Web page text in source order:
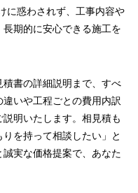
に惑わされず、工事内容や
期的に安心できる施工を
書の詳細説明まで、すべ
いや工程ごとの費用内訳
明いたします。相見積も
を持って相談したい」と
実な価格提案で、あなた